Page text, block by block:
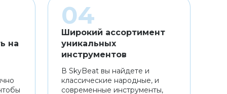
на
Широкий ассортимент
уникальных
инструментов
В SkyBeat вы найдете и
классические народные, и
современные инструменты,